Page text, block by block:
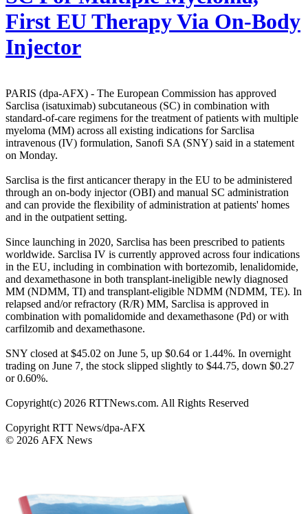
First EU Therapy Via On-Body
Injector
PARIS (dpa-AFX) - The European Commission has approved
Sarclisa (isatuximab) subcutaneous (SC) in combination with
standard-of-care regimens for the treatment of patients with multiple
myeloma (MM) across all existing indications for Sarclisa
intravenous (IV) formulation, Sanofi SA (SNY) said in a statement
on Monday.
Sarclisa is the first anticancer therapy in the EU to be administered
through an on-body injector (OBI) and manual SC administration
and can provide the flexibility of administration at patients' homes
and in the outpatient setting.
Since launching in 2020, Sarclisa has been prescribed to patients
worldwide. Sarclisa IV is currently approved across four indications
in the EU, including in combination with bortezomib, lenalidomide,
and dexamethasone in both transplant-ineligible newly diagnosed
MM (NDMM, TI) and transplant-eligible NDMM (NDMM, TE). In
relapsed and/or refractory (R/R) MM, Sarclisa is approved in
combination with pomalidomide and dexamethasone (Pd) or with
carfilzomib and dexamethasone.
SNY closed at $45.02 on June 5, up $0.64 or 1.44%. In overnight
trading on June 7, the stock slipped slightly to $44.75, down $0.27
or 0.60%.
Copyright(c) 2026 RTTNews.com. All Rights Reserved
Copyright RTT News/dpa-AFX
© 2026 AFX News